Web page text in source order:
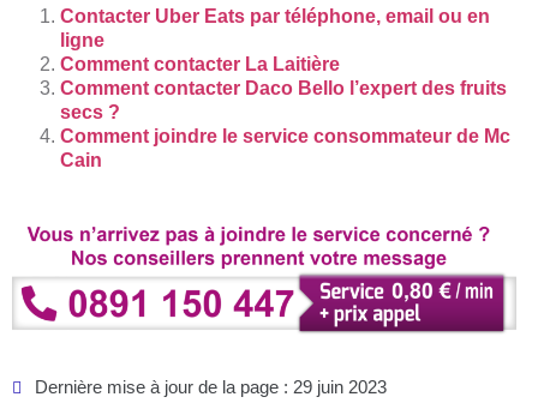
Contacter Uber Eats par téléphone, email ou en
ligne
Comment contacter La Laitière
Comment contacter Daco Bello l’expert des fruits
secs ?
Comment joindre le service consommateur de Mc
Cain
Dernière mise à jour de la page : 29 juin 2023